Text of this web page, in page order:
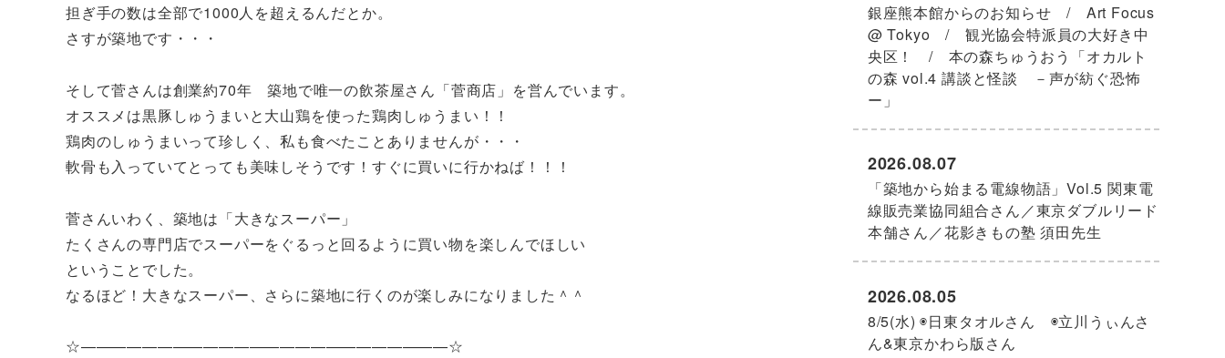
担ぎ手の数は全部で1000人を超えるんだとか。
さすが築地です・・・
そして菅さんは創業約70年 築地で唯一の飲茶屋さん「菅商店」を営んでいます。
オススメは黒豚しゅうまいと大山鶏を使った鶏肉しゅうまい！！
鶏肉のしゅうまいって珍しく、私も食べたことありませんが・・・
軟骨も入っていてとっても美味しそうです！すぐに買いに行かねば！！！
菅さんいわく、築地は「大きなスーパー」
たくさんの専門店でスーパーをぐるっと回るように買い物を楽しんでほしい
ということでした。
なるほど！大きなスーパー、さらに築地に行くのが楽しみになりました＾＾
☆————————————————————————☆
銀座熊本館からのお知らせ / Art Focus
@ Tokyo / 観光協会特派員の大好き中
央区！ / 本の森ちゅうおう「オカルト
の森 vol.4 講談と怪談 －声が紡ぐ恐怖
ー」
「築地から始まる電線物語」Vol.5 関東電
線販売業協同組合さん／東京ダブルリード
本舗さん／花影きもの塾 須田先生
2026.08.07
8/5(水) ◉日東タオルさん ◉立川うぃんさ
ん&東京かわら版さん
2026.08.05